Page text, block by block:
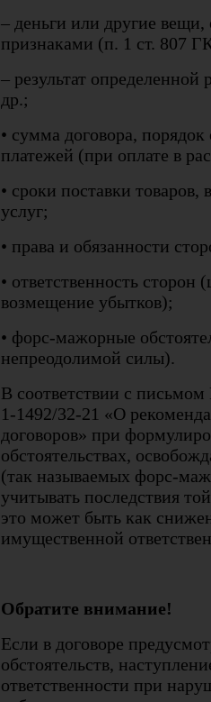
– деньги или другие
признаками (п. 1 ст. 807
– результат
др.;
• сумма договора,
платежей (при оплате в
• сроки поставки товаров,
услуг;
• права и обязанности
• ответственность
возмещение убытков);
• форс-мажорные
непреодолимой силы).
В соответствии с
1-1492/32-21 «О
договоров» при
обстоятельствах,
(так называемых форс-
учитывать последствия
это может быть как
имущественной
Обратите внимание!
Если в договоре
обстоятельств,
ответственности при